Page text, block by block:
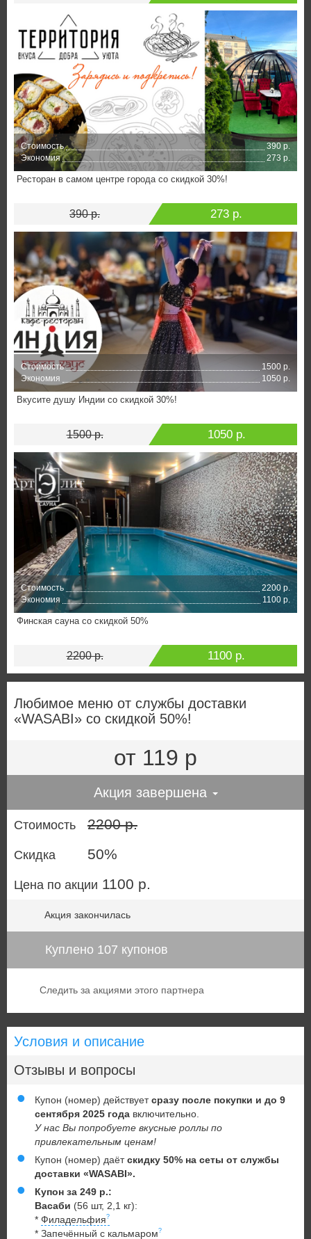
Стоимость
390 р.
Экономия
273 р.
Ресторан в самом центре города со скидкой 30%!
390 р. 273 р.
Стоимость
1500 р.
Экономия
1050 р.
Вкусите душу Индии со скидкой 30%!
1500 р. 1050 р.
Стоимость
2200 р.
Экономия
1100 р.
Финская сауна со скидкой 50%
2200 р. 1100 р.
Любимое меню от службы доставки
«WASABI» со скидкой 50%!
от 119 р
Акция завершена
Стоимость 2200 р.
Скидка 50%
Цена по акции 1100 р.
Акция закончилась
Куплено 107 купонов
Следить за акциями этого партнера
Условия и описание
Отзывы и вопросы
Купон (номер) действуетсразу после покупки и до 9
сентября 2025 года включительно.
У нас Вы попробуете вкусные роллы по
привлекательным ценам!
Купон (номер) даётскидку 50% на сеты от службы
доставки «WASABI».
Купон за 249 р.:
Васаби (56 шт, 2,1 кг):
* Филадельфия
* Запечённый с кальмаром